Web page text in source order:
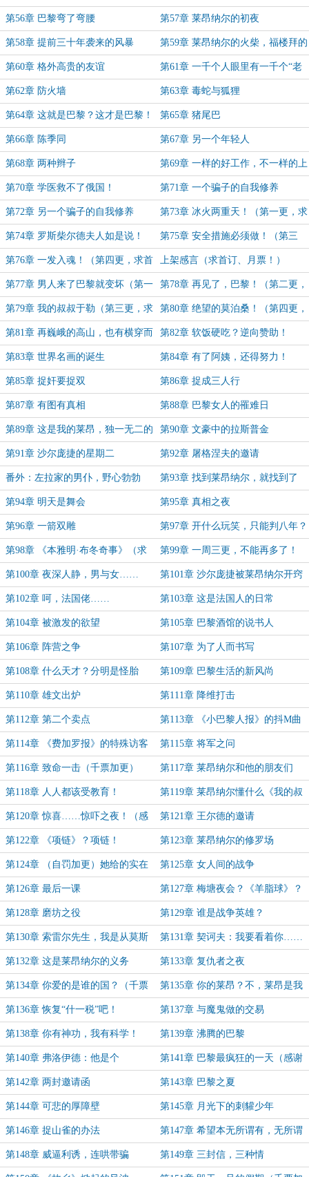
第56章 巴黎弯了弯腰 第57章 莱昂纳尔的初夜
第58章 提前三十年袭来的风暴 第59章 莱昂纳尔的火柴，福楼拜的
火炬
第60章 格外高贵的友谊 第61章 一千个人眼里有一千个“老
卫兵”
第62章 防火墙 第63章 毒蛇与狐狸
第64章 这就是巴黎？这才是巴黎！ 第65章 猪尾巴
第66章 陈季同 第67章 另一个年轻人
第68章 两种辫子 第69章 一样的好工作，不一样的上
等人
第70章 学医救不了俄国！ 第71章 一个骗子的自我修养
第72章 另一个骗子的自我修养 第73章 冰火两重天！（第一更，求
首订、月票！）
第74章 罗斯柴尔德夫人如是说！
（第二更，求首订、月票！）
第75章 安全措施必须做！（第三
更，求首订、月票！）
第76章 一发入魂！（第四更，求首
订、月票！）
上架感言（求首订、月票！）
第77章 男人来了巴黎就变坏（第一
更，求月票）
第78章 再见了，巴黎！（第二更，
求月票）
第79章 我的叔叔于勒（第三更，求
月票）
第80章 绝望的莫泊桑！（第四更，
求月票）
第81章 再巍峨的高山，也有横穿而
过的小路
第82章 软饭硬吃？逆向赞助！
第83章 世界名画的诞生 第84章 有了阿姨，还得努力！
第85章 捉奸要捉双 第86章 捉成三人行
第87章 有图有真相 第88章 巴黎女人的罹难日
第89章 这是我的莱昂，独一无二的
莱昂纳尔！
第90章 文豪中的拉斯普金
第91章 沙尔庞捷的星期二 第92章 屠格涅夫的邀请
番外：左拉家的男仆，野心勃勃 第93章 找到莱昂纳尔，就找到了
「老实的巴黎人」
第94章 明天是舞会 第95章 真相之夜
第96章 一箭双雕 第97章 开什么玩笑，只能判八年？
（求个月票）
第98章 《本雅明·布冬奇事》（求
个月票）
第99章 一周三更，不能再多了！
（求个月票）
第100章 夜深人静，男与女……
（求个月票）
第101章 沙尔庞捷被莱昂纳尔开窍
了
第102章 呵，法国佬…… 第103章 这是法国人的日常
第104章 被激发的欲望 第105章 巴黎酒馆的说书人
第106章 阵营之争 第107章 为了人而书写
第108章 什么天才？分明是怪胎
秀！
第109章 巴黎生活的新风尚
第110章 雄文出炉 第111章 降维打击
第112章 第二个卖点 第113章 《小巴黎人报》的抖M曲
线
第114章 《费加罗报》的特殊访客 第115章 将军之问
第116章 致命一击（千票加更） 第117章 莱昂纳尔和他的朋友们
第118章 人人都该受教育！ 第119章 莱昂纳尔懂什么《我的叔
叔于勒》？
第120章 惊喜……惊吓之夜！（感
谢冥灰混沌的盟主）
第121章 王尔德的邀请
第122章 《项链》？项链！ 第123章 莱昂纳尔的修罗场
第124章 （自罚加更）她给的实在
太多了！
第125章 女人间的战争
第126章 最后一课 第127章 梅塘夜会？《羊脂球》？
第128章 磨坊之役 第129章 谁是战争英雄？
第130章 索雷尔先生，我是从莫斯
科来的……
第131章 契诃夫：我要看着你……
第132章 这是莱昂纳尔的义务 第133章 复仇者之夜
第134章 你爱的是谁的国？（千票
加更）
第135章 你的莱昂？不，莱昂是我
的！
第136章 恢复“什一税”吧！ 第137章 与魔鬼做的交易
第138章 你有神功，我有科学！ 第139章 沸腾的巴黎
第140章 弗洛伊德：他是个
被“性”所驱动的人啊！
第141章 巴黎最疯狂的一天（感谢
冥灰混沌的盟主！）
第142章 两封邀请函 第143章 巴黎之夏
第144章 可悲的厚障壁 第145章 月光下的刺貛少年
第146章 捉山雀的办法 第147章 希望本无所谓有，无所谓
无
第148章 威逼利诱，连哄带骗 第149章 三封信，三种情